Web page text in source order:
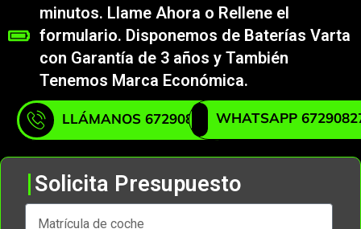
minutos. Llame Ahora o Rellene el
formulario. Disponemos de Baterías Varta
con Garantía de 3 años y También
Tenemos Marca Económica.
LLÁMANOS 672908271WHATSAPP
Solicita Presupuesto